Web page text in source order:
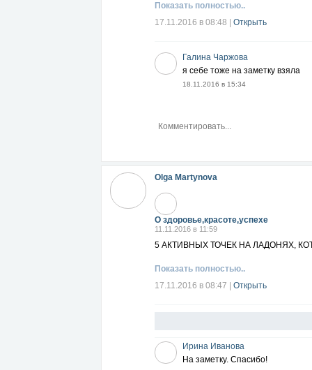
Показать полностью..
17.11.2016 в 08:48
Открыть
Галина Чаржова
я себе тоже на заметку взяла
18.11.2016 в 15:34
Olga Martynova
О здоровье,красоте,успехе
11.11.2016 в 11:59
5 АКТИВНЫХ ТОЧЕК НА ЛАДОНЯХ,
Показать полностью..
17.11.2016 в 08:47
Открыть
Ирина Иванова
На заметку. Спасибо!